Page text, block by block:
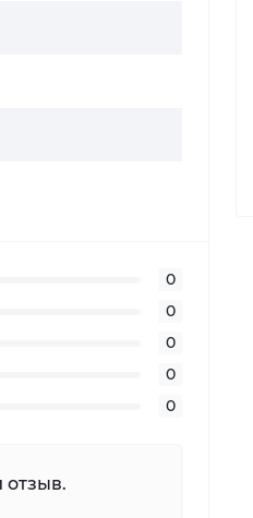
0
0
0
0
0
отзыв.